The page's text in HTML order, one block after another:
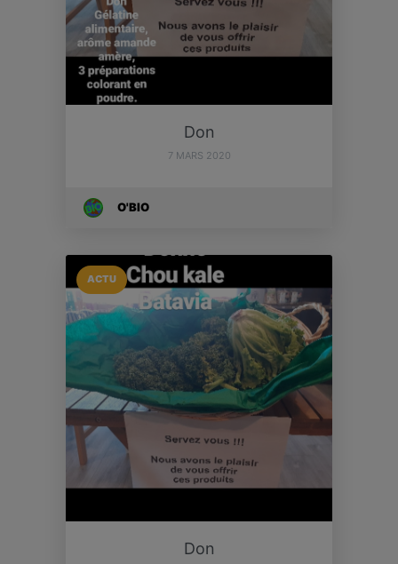
Don
7 MARS 2020
O'BIO
ACTU
Don